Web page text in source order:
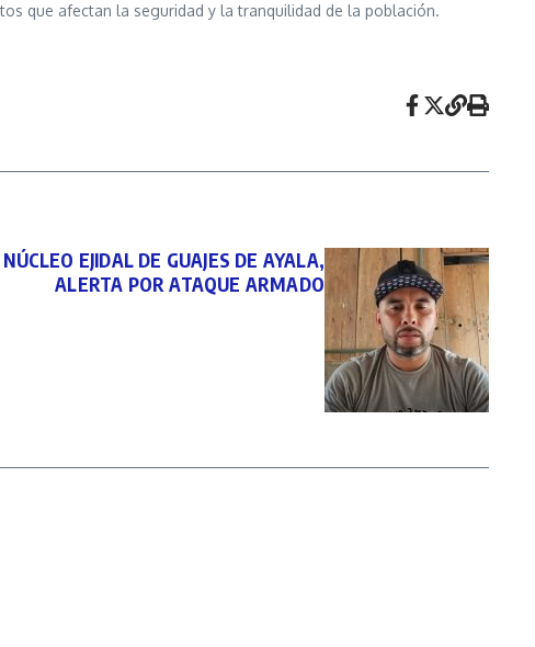
que afectan la seguridad y la tranquilidad de la población.
EJIDAL DE GUAJES DE AYALA,
ALERTA POR ATAQUE ARMADO